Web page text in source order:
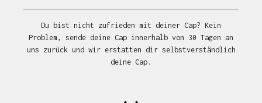
Du bist nicht zufrieden mit deiner Cap? Kein
Problem, sende deine Cap innerhalb von 30 Tagen an
uns zurück und wir erstatten dir selbstverständlich
deine Cap.